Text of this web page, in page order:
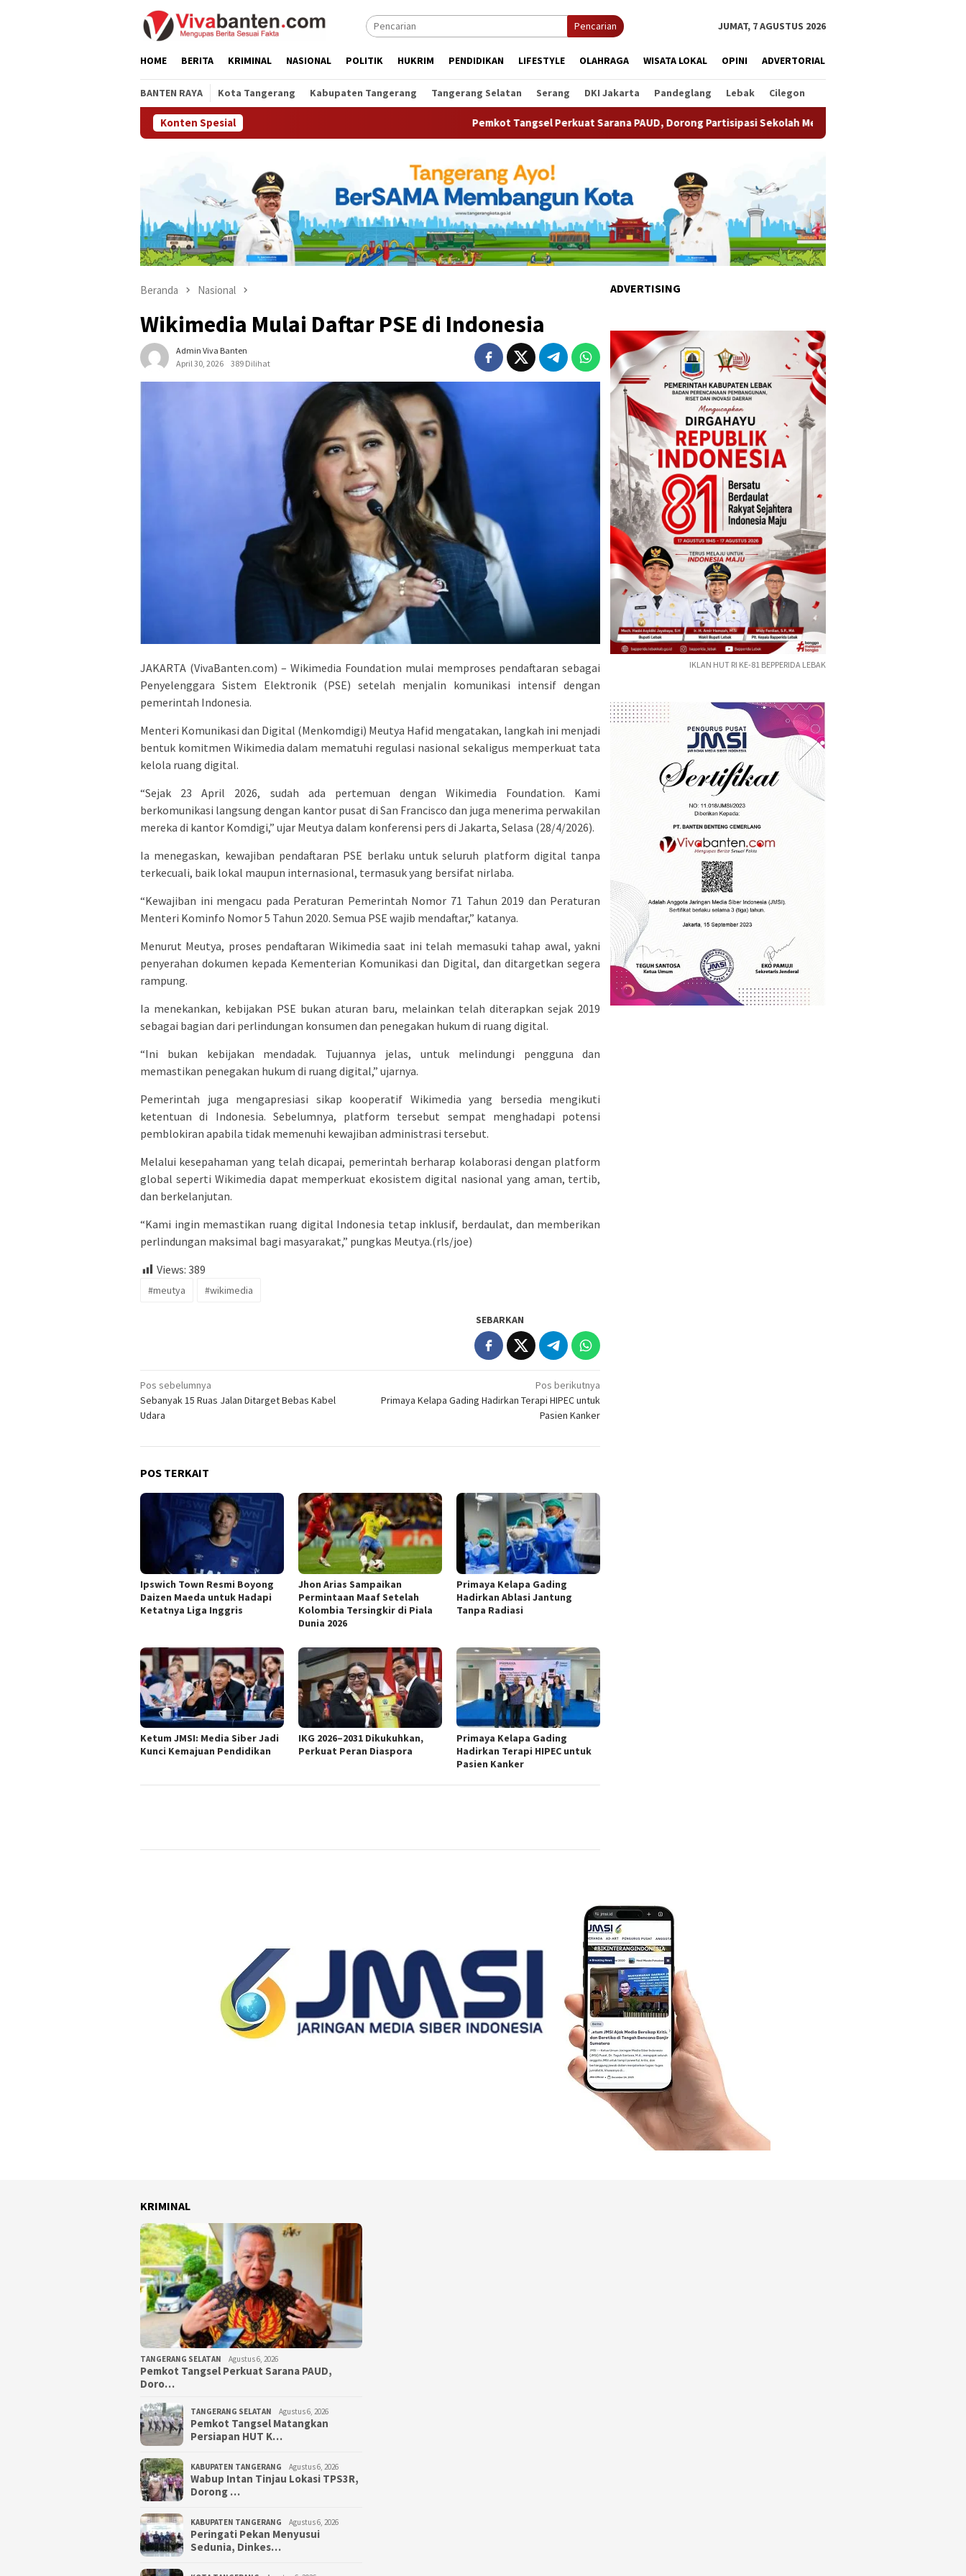
Pencarian JUMAT, 7 AGUSTUS 2026
HOME BERITA KRIMINAL NASIONAL POLITIK HUKRIM PENDIDIKAN LIFESTYLE OLAHRAGA WISATA LOKAL OPINI ADVERTORIAL
BANTEN RAYA Kota Tangerang Kabupaten Tangerang Tangerang Selatan Serang DKI Jakarta Pandeglang Lebak Cilegon
Konten Spesial Pemkot Tangsel Perkuat Sarana PAUD, Dorong Partisipasi Sekolah Meningkat Pemkot Tangsel Matangkan
Beranda Nasional
Wikimedia Mulai Daftar PSE di Indonesia
Admin Viva Banten
April 30, 2026
389 Dilihat
JAKARTA (VivaBanten.com) – Wikimedia Foundation mulai memproses pendaftaran sebagai
Penyelenggara Sistem Elektronik (PSE) setelah menjalin komunikasi intensif dengan
pemerintah Indonesia.
Menteri Komunikasi dan Digital (Menkomdigi) Meutya Hafid mengatakan, langkah ini menjadi
bentuk komitmen Wikimedia dalam mematuhi regulasi nasional sekaligus memperkuat tata
kelola ruang digital.
“Sejak 23 April 2026, sudah ada pertemuan dengan Wikimedia Foundation. Kami
berkomunikasi langsung dengan kantor pusat di San Francisco dan juga menerima perwakilan
mereka di kantor Komdigi,” ujar Meutya dalam konferensi pers di Jakarta, Selasa (28/4/2026).
Ia menegaskan, kewajiban pendaftaran PSE berlaku untuk seluruh platform digital tanpa
terkecuali, baik lokal maupun internasional, termasuk yang bersifat nirlaba.
“Kewajiban ini mengacu pada Peraturan Pemerintah Nomor 71 Tahun 2019 dan Peraturan
Menteri Kominfo Nomor 5 Tahun 2020. Semua PSE wajib mendaftar,” katanya.
Menurut Meutya, proses pendaftaran Wikimedia saat ini telah memasuki tahap awal, yakni
penyerahan dokumen kepada Kementerian Komunikasi dan Digital, dan ditargetkan segera
rampung.
Ia menekankan, kebijakan PSE bukan aturan baru, melainkan telah diterapkan sejak 2019
sebagai bagian dari perlindungan konsumen dan penegakan hukum di ruang digital.
“Ini bukan kebijakan mendadak. Tujuannya jelas, untuk melindungi pengguna dan
memastikan penegakan hukum di ruang digital,” ujarnya.
Pemerintah juga mengapresiasi sikap kooperatif Wikimedia yang bersedia mengikuti
ketentuan di Indonesia. Sebelumnya, platform tersebut sempat menghadapi potensi
pemblokiran apabila tidak memenuhi kewajiban administrasi tersebut.
Melalui kesepahaman yang telah dicapai, pemerintah berharap kolaborasi dengan platform
global seperti Wikimedia dapat memperkuat ekosistem digital nasional yang aman, tertib,
dan berkelanjutan.
“Kami ingin memastikan ruang digital Indonesia tetap inklusif, berdaulat, dan memberikan
perlindungan maksimal bagi masyarakat,” pungkas Meutya.(rls/joe)
Views: 389
#meutya #wikimedia
SEBARKAN
Navigasi
pos
Pos sebelumnya
Sebanyak 15 Ruas Jalan Ditarget Bebas Kabel
Udara
Pos berikutnya
Primaya Kelapa Gading Hadirkan Terapi HIPEC untuk
Pasien Kanker
POS TERKAIT
Ipswich Town Resmi Boyong
Daizen Maeda untuk Hadapi
Ketatnya Liga Inggris
Jhon Arias Sampaikan
Permintaan Maaf Setelah
Kolombia Tersingkir di Piala
Dunia 2026
Primaya Kelapa Gading
Hadirkan Ablasi Jantung
Tanpa Radiasi
Ketum JMSI: Media Siber Jadi
Kunci Kemajuan Pendidikan
IKG 2026–2031 Dikukuhkan,
Perkuat Peran Diaspora
Primaya Kelapa Gading
Hadirkan Terapi HIPEC untuk
Pasien Kanker
ADVERTISING
IKLAN HUT RI KE-81 BEPPERIDA LEBAK
KRIMINAL
TANGERANG SELATAN Agustus 6, 2026
Pemkot Tangsel Perkuat Sarana PAUD,
Doro…
TANGERANG SELATAN Agustus 6, 2026
Pemkot Tangsel Matangkan
Persiapan HUT K…
KABUPATEN TANGERANG Agustus 6, 2026
Wabup Intan Tinjau Lokasi TPS3R,
Dorong …
KABUPATEN TANGERANG Agustus 6, 2026
Peringati Pekan Menyusui
Sedunia, Dinkes…